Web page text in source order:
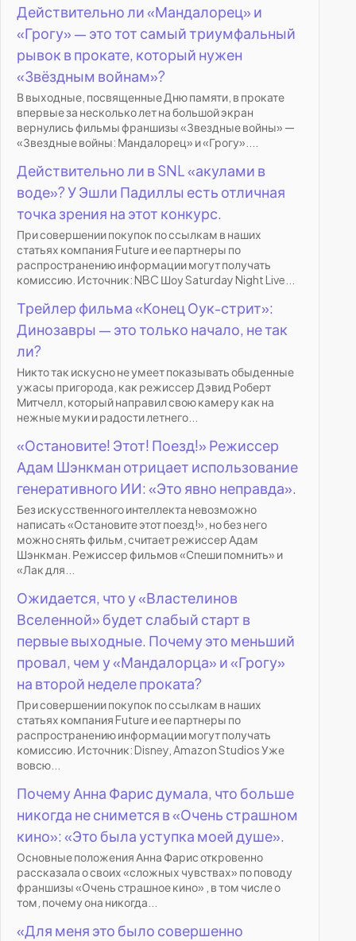
Действительно ли «Мандалорец» и
«Грогу» — это тот самый триумфальный
рывок в прокате, который нужен
«Звёздным войнам»?
В выходные, посвященные Дню памяти, в прокате
впервые за несколько лет на большой экран
вернулись фильмы франшизы «Звездные войны» —
«Звездные войны: Мандалорец» и «Грогу»....
Действительно ли в SNL «акулами в
воде»? У Эшли Падиллы есть отличная
точка зрения на этот конкурс.
При совершении покупок по ссылкам в наших
статьях компания Future и ее партнеры по
распространению информации могут получать
комиссию. Источник: NBC Шоу Saturday Night Live...
Трейлер фильма «Конец Оук-стрит»:
Динозавры — это только начало, не так
ли?
Никто так искусно не умеет показывать обыденные
ужасы пригорода, как режиссер Дэвид Роберт
Митчелл, который направил свою камеру как на
нежные муки и радости летнего...
«Остановите! Этот! Поезд!» Режиссер
Адам Шэнкман отрицает использование
генеративного ИИ: «Это явно неправда».
Без искусственного интеллекта невозможно
написать «Остановите этот поезд!», но без него
можно снять фильм, считает режиссер Адам
Шэнкман. Режиссер фильмов «Спеши помнить» и
«Лак для...
Ожидается, что у «Властелинов
Вселенной» будет слабый старт в
первые выходные. Почему это меньший
провал, чем у «Мандалорца» и «Грогу»
на второй неделе проката?
При совершении покупок по ссылкам в наших
статьях компания Future и ее партнеры по
распространению информации могут получать
комиссию. Источник: Disney, Amazon Studios Уже
вовсю...
Почему Анна Фарис думала, что больше
никогда не снимется в «Очень страшном
кино»: «Это была уступка моей душе».
Основные положения Анна Фарис откровенно
рассказала о своих «сложных чувствах» по поводу
франшизы «Очень страшное кино» , в том числе о
том, почему она никогда...
«Для меня это было совершенно